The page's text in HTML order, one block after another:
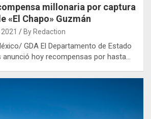
millonaria por captura
«El Chapo» Guzmán
By Redaction
GDA El Departamento de Estado
hoy recompensas por hasta…